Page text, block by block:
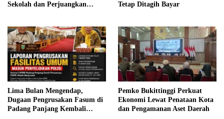
Sekolah dan Perjuangkan
Tetap Ditagih Bayar
Lima Bulan Mengendap,
Dugaan Pengrusakan Fasum di
Padang Panjang Kembali
Pemko Bukittinggi Perkuat
Ekonomi Lewat Penataan Kota
dan Pengamanan Aset Daerah